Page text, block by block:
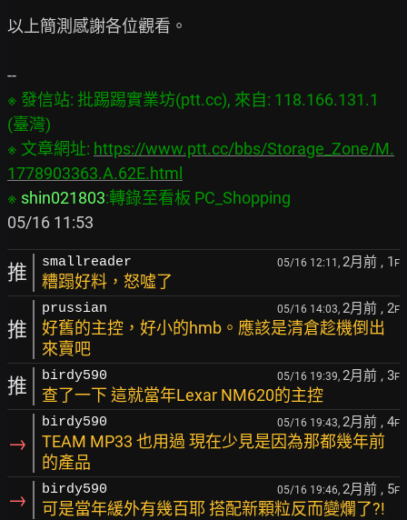
以上簡測感謝各位觀看。
※ 發信站: 批踢踢實業坊(ptt.cc), 來自: 118.166.131.1
(臺灣)
※ 文章網址: https://www.ptt.cc/bbs/Storage_Zone/M.
1778903363.A.62E.html
※ shin021803:轉錄至看板 PC_Shopping
推 smallreader 05/16 12:11, 2月前 , 1 F
糟蹋好料，怒噓了
推
prussian 05/16 14:03, 2月前 , 2F
好舊的主控，好小的hmb。應該是清倉趁機倒出
來賣吧
推 birdy590 05/16 19:39, 2月前 , 3F
查了一下 這就當年Lexar NM620的主控
→
birdy590 05/16 19:43, 2月前 , 4F
TEAM MP33 也用過 現在少見是因為那都幾年前
的產品
→ birdy590 05/16 19:46, 2月前 , 5F
可是當年緩外有幾百耶 搭配新顆粒反而變爛了?!